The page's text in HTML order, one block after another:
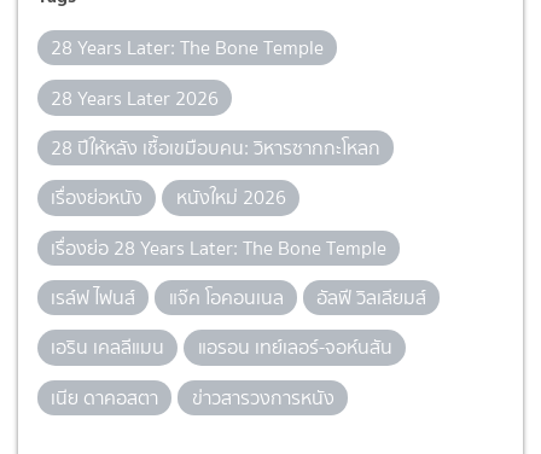
28 Years Later: The Bone Temple
28 Years Later 2026
28 ปีให้หลัง เชื้อเขมือบคน: วิหารซากกะโหลก
เรื่องย่อหนัง
หนังใหม่ 2026
เรื่องย่อ 28 Years Later: The Bone Temple
เรล์ฟ ไฟนส์
แจ๊ค โอคอนเนล
อัลฟี วิลเลียมส์
เอริน เคลลีแมน
แอรอน เทย์เลอร์-จอห์นสัน
เนีย ดาคอสตา
ข่าวสารวงการหนัง